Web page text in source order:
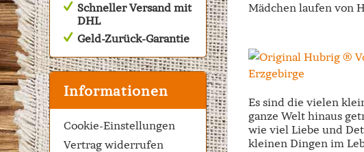
Schneller Versand mit
DHL
Geld-Zurück-Garantie
Informationen
Cookie-Einstellungen
Vertrag widerrufen
Mädchen laufen von
Es sind die vielen
ganze Welt hinaus
wie viel Liebe und
kleinen Dingen im